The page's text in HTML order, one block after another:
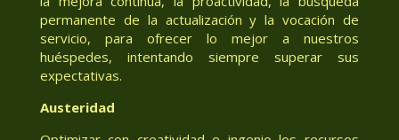
permanente de la actualización y la vocación de
servicio, para ofrecer lo mejor a nuestros
huéspedes, intentando siempre superar sus
expectativas.
Austeridad